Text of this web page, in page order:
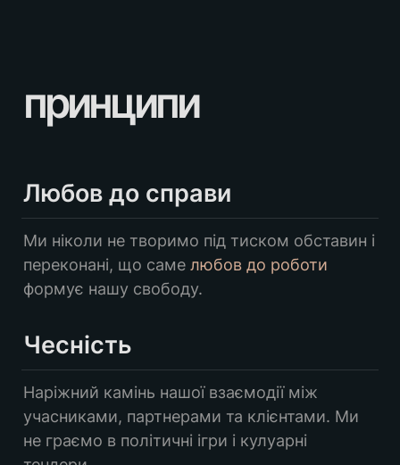
принципи
Любов до справи
Ми ніколи не творимо під тиском обставин і
переконані, що саме любов до роботи
формує нашу свободу.
Чесність
Наріжний камінь нашої взаємодії між
учасниками, партнерами та клієнтами. Ми
не граємо в політичні ігри і кулуарні